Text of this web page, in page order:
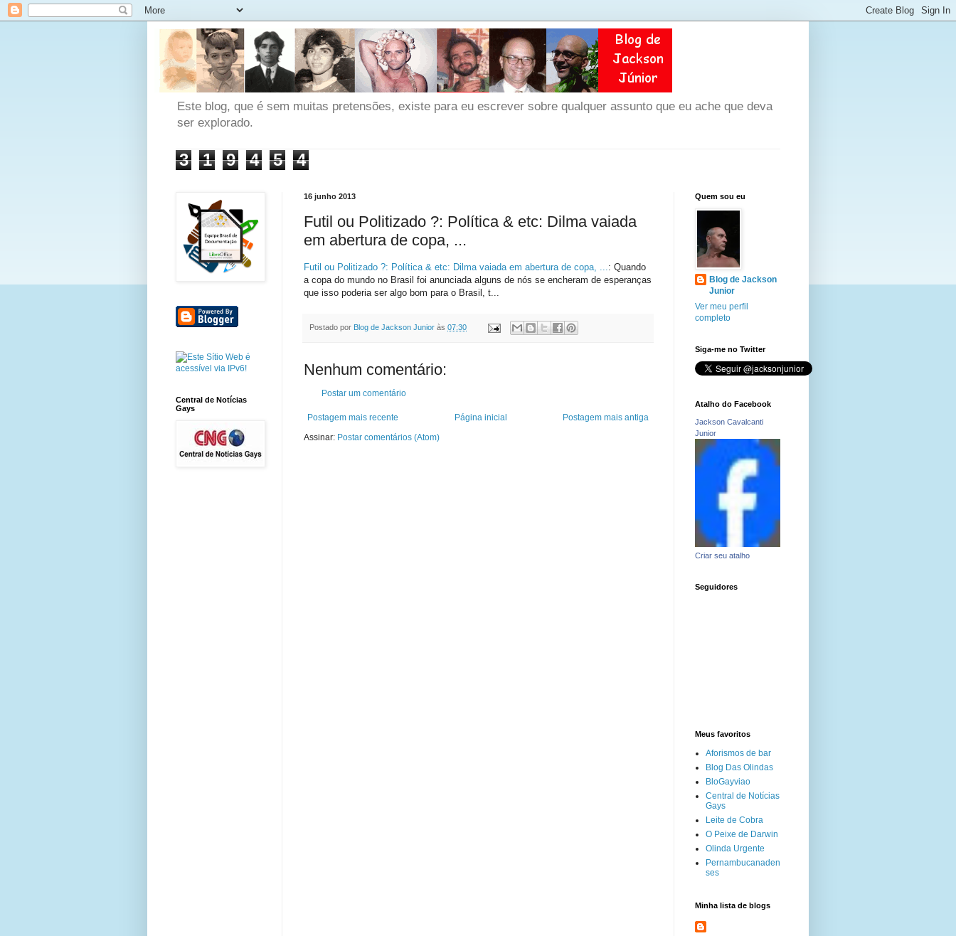
Este blog, que é sem muitas pretensões, existe para eu escrever sobre qualquer assunto que eu ache que deva
ser explorado.
3 1 9 4 5 4
16 junho 2013
Futil ou Politizado ?: Política & etc: Dilma vaiada
em abertura de copa, ...
Futil ou Politizado ?: Política & etc: Dilma vaiada em abertura de copa, ...: Quando
a copa do mundo no Brasil foi anunciada alguns de nós se encheram de esperanças
que isso poderia ser algo bom para o Brasil, t...
Postado por Blog de Jackson Junior às 07:30
Nenhum comentário:
Postar um comentário
Postagem mais recente Postagem mais antiga
Página inicial
Assinar: Postar comentários (Atom)
Central de Notícias
Gays
Quem sou eu
Blog de Jackson
Junior
Ver meu perfil
completo
Siga-me no Twitter
Atalho do Facebook
Jackson Cavalcanti
Junior
Criar seu atalho
Seguidores
Meus favoritos
Aforismos de bar
Blog Das Olindas
BloGayviao
Central de Notícias
Gays
Leite de Cobra
O Peixe de Darwin
Olinda Urgente
Pernambucanaden
ses
Minha lista de blogs